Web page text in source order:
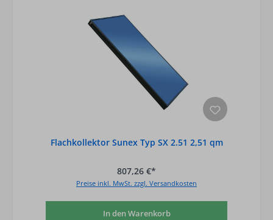
Flachkollektor Sunex Typ SX 2.51 2,51 qm
807,26 €*
Preise inkl. MwSt. zzgl. Versandkosten
In den Warenkorb